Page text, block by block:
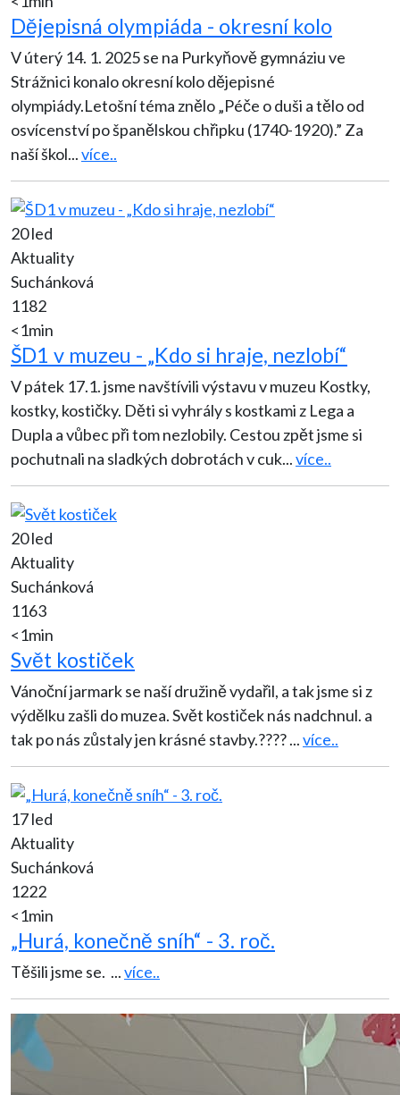
Dějepisná olympiáda - okresní kolo
V úterý 14. 1. 2025 se na Purkyňově gymnáziu ve
Strážnici konalo okresní kolo dějepisné
olympiády.Letošní téma znělo „Péče o duši a tělo od
osvícenství po španělskou chřipku (1740-1920).” Za
naší škol...více..
20 led
Aktuality
Suchánková
1182
<1min
ŠD1 v muzeu - „Kdo si hraje, nezlobí“
V pátek 17.1. jsme navštívili výstavu v muzeu Kostky,
kostky, kostičky. Děti si vyhrály s kostkami z Lega a
Dupla a vůbec při tom nezlobily. Cestou zpět jsme si
pochutnali na sladkých dobrotách v cuk...více..
20 led
Aktuality
Suchánková
1163
<1min
Svět kostiček
Vánoční jarmark se naší družině vydařil, a tak jsme si z
výdělku zašli do muzea. Svět kostiček nás nadchnul. a
tak po nás zůstaly jen krásné stavby.????...více..
17 led
Aktuality
Suchánková
1222
<1min
„Hurá, konečně sníh“ - 3. roč.
Těšili jsme se. ...více..